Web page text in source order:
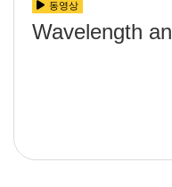
동영상
Wavelength